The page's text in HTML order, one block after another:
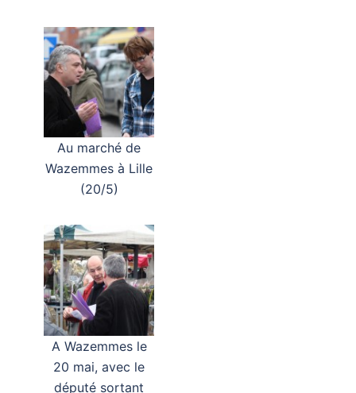
Au marché de
Wazemmes à Lille
(20/5)
A Wazemmes le
20 mai, avec le
député sortant